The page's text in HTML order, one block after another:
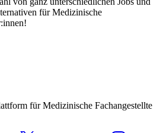
für Medizinische
für Medizinische Fachangestellte